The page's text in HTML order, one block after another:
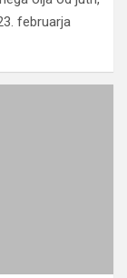
februarja